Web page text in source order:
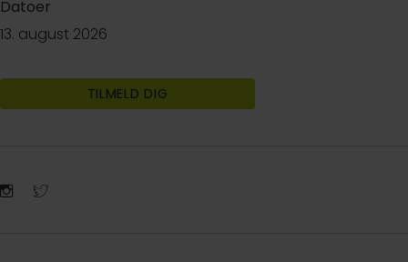
Datoer
13. august 2026
TILMELD DIG